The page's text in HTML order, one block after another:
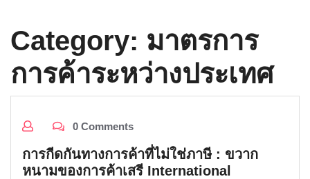
h
Category: มาตรการ
การค้าระหว่างประเทศ
0 Comments
การกีดกันทางการค้าที่ไม่ใช่ภาษี : ขวาก
หนามของการค้าเสรี International